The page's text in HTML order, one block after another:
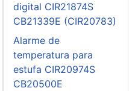
digital CIR21874S
CB21339E (CIR20783)
Alarme de
temperatura para
estufa CIR20974S
CB20500E